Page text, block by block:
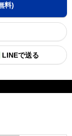
料)
LINEで送る